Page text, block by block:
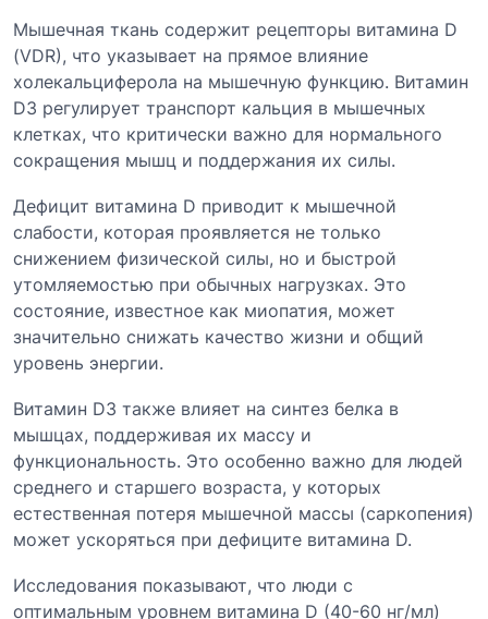
Мышечная ткань содержит рецепторы витамина D
(VDR), что указывает на прямое влияние
холекальциферола на мышечную функцию. Витамин
D3 регулирует транспорт кальция в мышечных
клетках, что критически важно для нормального
сокращения мышц и поддержания их силы.
Дефицит витамина D приводит к мышечной
слабости, которая проявляется не только
снижением физической силы, но и быстрой
утомляемостью при обычных нагрузках. Это
состояние, известное как миопатия, может
значительно снижать качество жизни и общий
уровень энергии.
Витамин D3 также влияет на синтез белка в
мышцах, поддерживая их массу и
функциональность. Это особенно важно для людей
среднего и старшего возраста, у которых
естественная потеря мышечной массы (саркопения)
может ускоряться при дефиците витамина D.
Исследования показывают, что люди с
оптимальным уровнем витамина D (40-60 нг/мл)